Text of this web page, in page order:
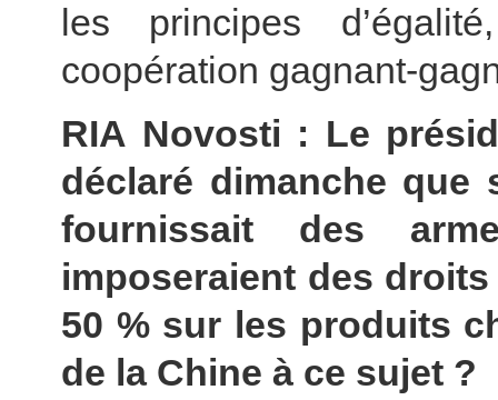
les principes
coopération gagnant-
RIA Novosti : Le
déclaré dimanche que
fournissait des
imposeraient des
50 % sur les produits
de la Chine à ce sujet ?